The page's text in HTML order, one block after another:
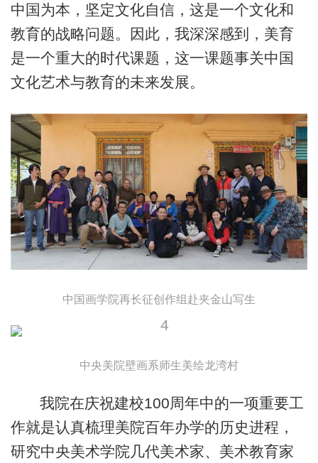
中国为本，坚定文化自信，这是一个文化和
教育的战略问题。因此，我深深感到，美育
是一个重大的时代课题，这一课题事关中国
文化艺术与教育的未来发展。
中国画学院再长征创作组赴夹金山写生
中央美院壁画系师生美绘龙湾村
我院在庆祝建校100周年中的一项重要工
作就是认真梳理美院百年办学的历史进程，
研究中央美术学院几代美术家、美术教育家